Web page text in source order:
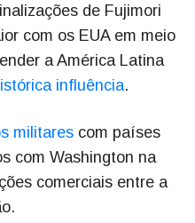
de Fujimori
com os EUA em meio
a América Latina
influência.
militares com países
com Washington na
comerciais entre a